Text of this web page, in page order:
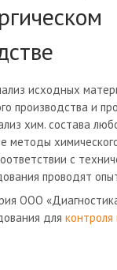
исходных
производства и
хим. состава
методы
с
проводят
ООО
для